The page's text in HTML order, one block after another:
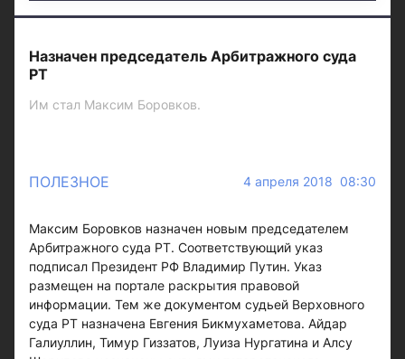
Назначен председатель Арбитражного суда
РТ
Им стал Максим Боровков.
ПОЛЕЗНОЕ 4 апреля 2018 08:30
Максим Боровков назначен новым председателем
Арбитражного суда РТ. Соответствующий указ
подписал Президент РФ Владимир Путин. Указ
размещен на портале раскрытия правовой
информации. Тем же документом судьей Верховного
суда РТ назначена Евгения Бикмухаметова. Айдар
Галиуллин, Тимур Гиззатов, Луиза Нургатина и Алсу